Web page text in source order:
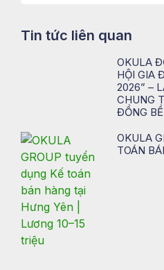
Tin tức liên quan
OKULA
HỘI GIA
2026” –
CHUNG
ĐỒNG
OKULA
TOÁN